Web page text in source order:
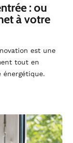
: ou
à votre
est une
tout en